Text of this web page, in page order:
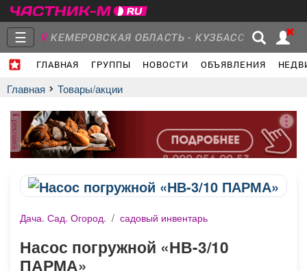
☰ КЕМЕРОВСКАЯ ОБЛАСТЬ - КУЗБАСС
ГЛАВНАЯ ГРУППЫ НОВОСТИ ОБЪЯВЛЕНИЯ
Главная
Объявления Недвижимость Услуги
Главная Товары/акции
реклама
Дача. Сад. Огород. / садовый инвентарь
Насос погружной «НВ-3/10
ПАРМА»